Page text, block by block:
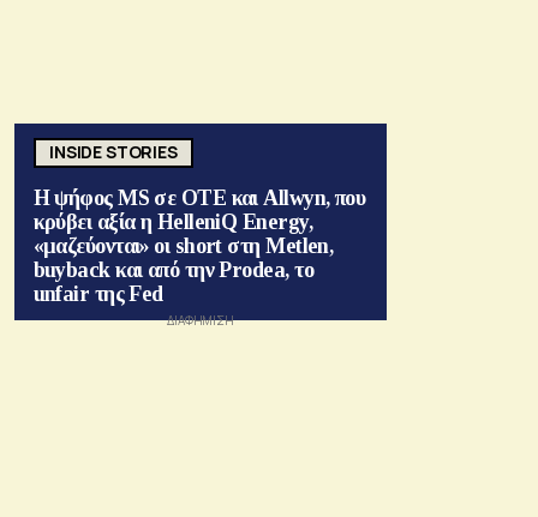
INSIDE STORIES
Η ψήφος MS σε ΟΤΕ και Allwyn, που
κρύβει αξία η HelleniQ Energy,
«μαζεύονται» οι short στη Metlen,
buyback και από την Prodea, το
unfair της Fed